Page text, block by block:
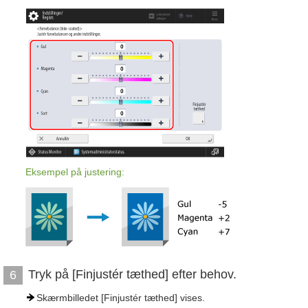
Eksempel på justering:
6 Tryk på [Finjustér tæthed] efter behov.
Skærmbilledet [Finjustér tæthed] vises.